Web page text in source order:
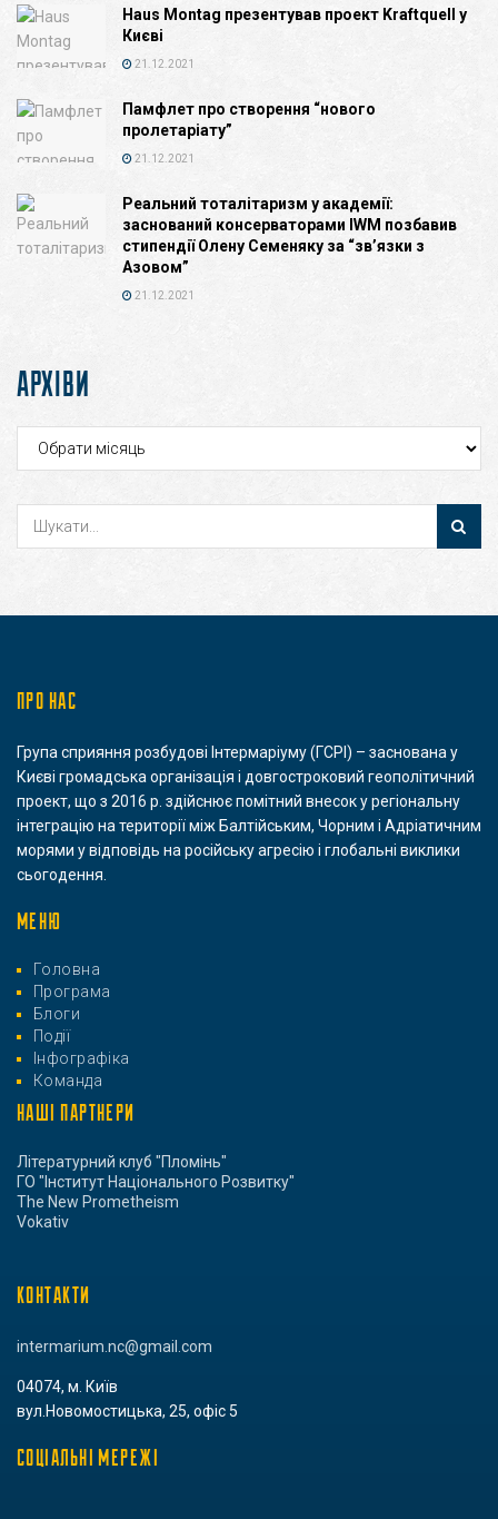
Haus Montag презентував проект Kraftquell у
Києві
21.12.2021
Памфлет про створення “нового
пролетаріату”
21.12.2021
Реальний тоталітаризм у академії:
заснований консерваторами IWM позбавив
стипендії Олену Семеняку за “зв’язки з
Азовом”
21.12.2021
АРХІВИ
Архіви
ПРО НАС
Група сприяння розбудові Інтермаріуму (ГСРІ) – заснована у
Києві громадська організація і довгостроковий геополітичний
проект, що з 2016 р. здійснює помітний внесок у регіональну
інтеграцію на території між Балтійським, Чорним і Адріатичним
морями у відповідь на російську агресію і глобальні виклики
сьогодення.
МЕНЮ
Головна
Програма
Блоги
Події
Інфографіка
Команда
НАШІ ПАРТНЕРИ
Літературний клуб "Пломінь"
ГО "Інститут Національного Розвитку"
The New Prometheism
Vokativ
КОНТАКТИ
intermarium.nc@gmail.com
04074, м. Київ
вул.Новомостицька, 25, офіс 5
СОЦІАЛЬНІ МЕРЕЖІ